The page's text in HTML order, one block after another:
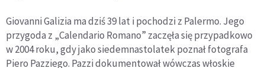
Giovanni Galizia ma dziś 39 lat i pochodzi z Palermo. Jego
przygoda z „Calendario Romano” zaczęła się przypadkowo
w 2004 roku, gdy jako siedemnastolatek poznał fotografa
Piero Pazziego. Pazzi dokumentował wówczas włoskie